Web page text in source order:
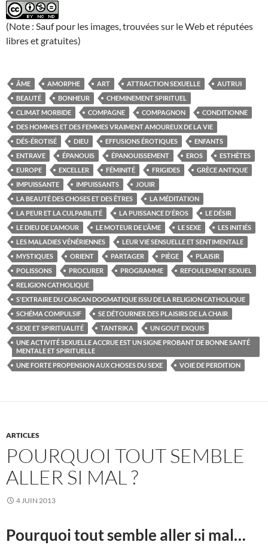
(Note : Sauf pour les images, trouvées sur le Web et réputées
libres et gratuites)
ÂME AMORPHE ART ATTRACTION SEXUELLE
AUTRUI
BEAUTÉ
BONHEUR
CHEMINEMENT SPIRITUEL
CLIMAT MORBIDE
COMPAGNE COMPAGNON
CONDITIONNE
DES HOMMES ET DES FEMMES VRAIMENT AMOUREUX DE LA VIE
DÉS-ÉROTISÉ
DIEU EFFUSIONS ÉROTIQUES
ENFANTS
ENTRAVE
ÉPANOUIS ÉPANOUISSEMENT EROS
ESTHÈTES
EUROPE
EXCELLER FÉMINITÉ FRIGIDES
GRÈCE ANTIQUE
IMPUISSANTE
IMPUISSANTS
JOUIR
LA BEAUTÉ DES CHOSES ET DES ÊTRES
LA MÉDITATION
LA PEUR ET LA CULPABILITÉ
LA PUISSANCE D'ÉROS
LE DÉSIR
LE DIEU DE L'AMOUR
LE MOTEUR DE L'ÂME LE SEXE
LES INITIÉS
LES MALADIES VÉNÉRIENNES
LEUR VIE SENSUELLE ET SENTIMENTALE
MYSTIQUES
ORIENT PARTAGER PIÈGE
PLAISIR
POLISSONS
PROCURER PROGRAMME
REFOULEMENT SEXUEL
RELIGION CATHOLIQUE
S'EXTRAIRE DU CARCAN DOGMATIQUE ISSU DE LA RELIGION CATHOLIQUE
SCHÉMA COMPULSIF
SE DÉTOURNER DES PLAISIRS DE LA CHAIR
SEXE ET SPIRITUALITÉ
TANTRIKA
UN GOUT EXQUIS
UNE ACTIVITÉ SEXUELLE ACCRUE EST UN SIGNE PROBANT DE BONNE SANTÉ
MENTALE ET SPIRITUELLE
UNE FORTE PROPENSION AUX CHOSES DU SEXE
VOIE DE PERDITION
ARTICLES
POURQUOI TOUT SEMBLE
ALLER SI MAL ?
4 JUIN 2013
Pourquoi tout semble aller si mal…